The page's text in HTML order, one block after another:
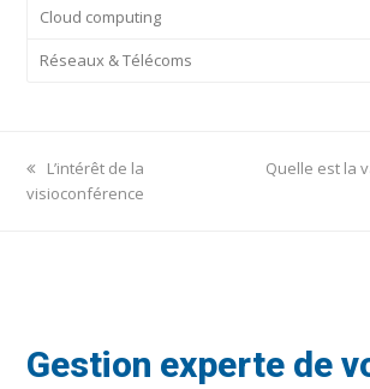
Cloud computing
Réseaux & Télécoms
previous
post:
L’intérêt de la
visioconférence
next
Quelle est la
Gestion experte de